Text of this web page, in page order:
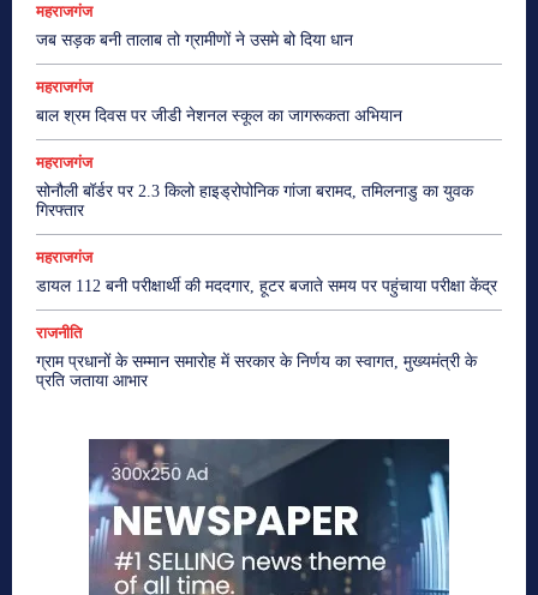
महराजगंज
जब सड़क बनी तालाब तो ग्रामीणों ने उसमे बो दिया धान
महराजगंज
बाल श्रम दिवस पर जीडी नेशनल स्कूल का जागरूकता अभियान
महराजगंज
सोनौली बॉर्डर पर 2.3 किलो हाइड्रोपोनिक गांजा बरामद, तमिलनाडु का युवक
गिरफ्तार
महराजगंज
डायल 112 बनी परीक्षार्थी की मददगार, हूटर बजाते समय पर पहुंचाया परीक्षा केंद्र
राजनीति
ग्राम प्रधानों के सम्मान समारोह में सरकार के निर्णय का स्वागत, मुख्यमंत्री के
प्रति जताया आभार